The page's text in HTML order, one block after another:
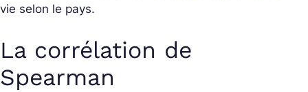
vie selon le pays.
La corrélation de
Spearman